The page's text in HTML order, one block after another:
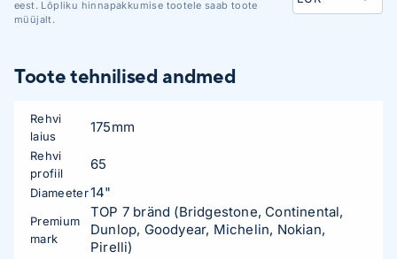
eest. Lõpliku hinnapakkumise tootele saab toote
müüjalt.
Toote tehnilised andmed
Rehvi
laius
175mm
Rehvi
profiil
65
Diameeter14"
Premium
mark
TOP 7 bränd (Bridgestone, Continental,
Dunlop, Goodyear, Michelin, Nokian,
Pirelli)